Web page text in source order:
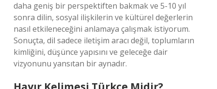
daha geniş bir perspektiften bakmak ve 5-10 yıl
sonra dilin, sosyal ilişkilerin ve kültürel değerlerin
nasıl etkileneceğini anlamaya çalışmak istiyorum.
Sonuçta, dil sadece iletişim aracı değil, toplumların
kimliğini, düşünce yapısını ve geleceğe dair
vizyonunu yansıtan bir aynadır.